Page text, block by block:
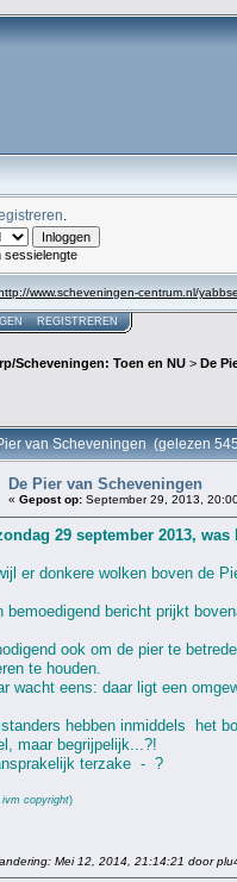
sessielengte
www.scheveningen-centrum.nl/
REGISTREREN
Scheveningen: Toen en NU > De
van Scheveningen (gelezen
De Pier van Scheveningen
« Gepost op: September 29, 2013,
29 september 2013,
er donkere wolken boven de
bemoedigend bericht prijkt
ook om de pier te betreden,
te houden.
eens: daar ligt een
hebben inmiddels het
maar begrijpelijk...?!
terzake - ?
copyright)
Mei 12, 2014, 21:14:21 door